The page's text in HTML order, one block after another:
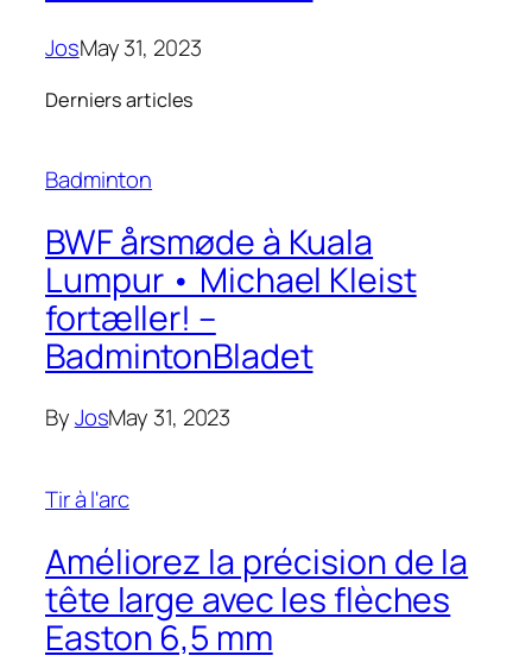
JosMay 31, 2023
Derniers articles
Badminton
BWF årsmøde à Kuala
Lumpur • Michael Kleist
fortæller! –
BadmintonBladet
ByJosMay 31, 2023
Tir à l'arc
Améliorez la précision de la
tête large avec les flèches
Easton 6,5 mm